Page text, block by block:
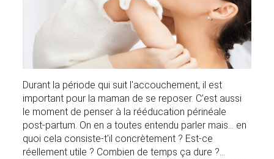
Durant la période qui suit l'accouchement, il est
important pour la maman de se reposer. C’est aussi
le moment de penser à la rééducation périnéale
post-partum. On en a toutes entendu parler mais... en
quoi cela consiste-t'il concrètement ? Est-ce
réellement utile ? Combien de temps ça dure ?...